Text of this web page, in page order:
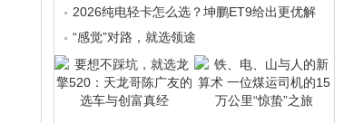
2026纯电轻卡怎么选？坤鹏ET9给出更优解
“感觉”对路，就选领途